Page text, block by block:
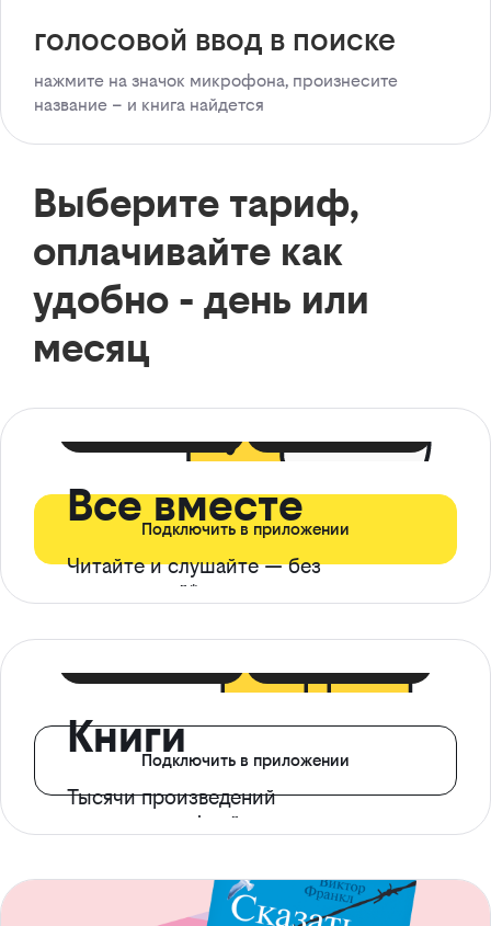
голосовой ввод в поиске
нажмите на значок микрофона, произнесите
название – и книга найдется
Выберите тариф,
оплачивайте как
удобно - день или
месяц
Все вместе
Читайте и слушайте — без
ограничений*
Подключить в приложении
Книги
Тысячи произведений
с доступом офлайн
Подключить в приложении